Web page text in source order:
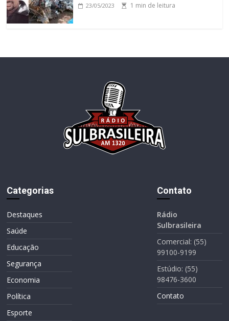
23/05/2023 1 min de leitura
Categorias
Destaques
Saúde
Educação
Segurança
Economia
Política
Esporte
Contato
Rádio
Sulbrasileira
Comercial: (55)
99100-9199
Estúdio: (55)
98476-3600
Contato